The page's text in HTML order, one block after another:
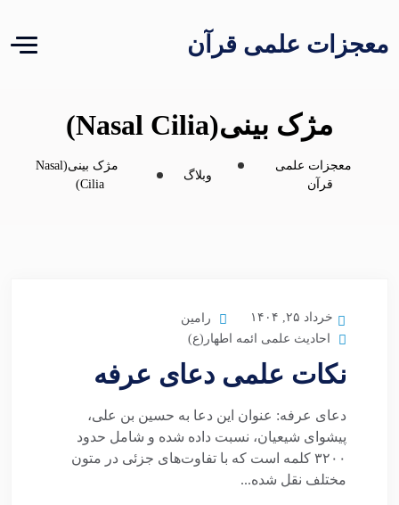
معجزات علمی قرآن
مژک بینی(Nasal Cilia)
معجزات علمی
قرآن
وبلاگ
مژک بینی(Nasal
Cilia)
خرداد ۲۵, ۱۴۰۴
رامین
احادیث علمی ائمه اطهار(ع)
نکات علمی دعای عرفه
دعای عرفه: عنوان این دعا به حسین بن علی،
پیشوای شیعیان، نسبت داده شده و شامل حدود
۳۲۰۰ کلمه است که با تفاوت‌های جزئی در متون
مختلف نقل شده...